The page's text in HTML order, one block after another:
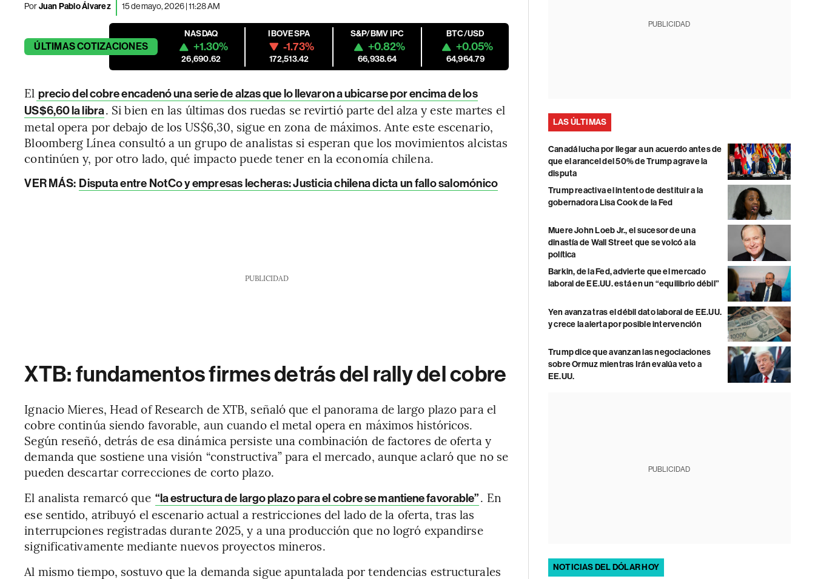
PorJuan Pablo Álvarez 15 de mayo, 2026 | 11:28 AM
ÚLTIMASCOTIZACIONES
NASDAQ
+1.30%
26,690.62
IBOVESPA
-1.73%
172,513.42
S&P/BMV IPC
+0.82%
66,938.64
BTC/USD
+0.05%
64,964.79
El precio del cobre encadenó una serie de alzas que lo llevaron a ubicarse por encima de los
US$6,60 la libra. Si bien en las últimas dos ruedas se revirtió parte del alza y este martes el
metal opera por debajo de los US$6,30, sigue en zona de máximos. Ante este escenario,
Bloomberg Línea consultó a un grupo de analistas si esperan que los movimientos alcistas
continúen y, por otro lado, qué impacto puede tener en la economía chilena.
VER MÁS: Disputa entre NotCo y empresas lecheras: Justicia chilena dicta un fallo salomónico
PUBLICIDAD
XTB: fundamentos firmes detrás del rally del cobre
Ignacio Mieres, Head of Research de XTB, señaló que el panorama de largo plazo para el
cobre continúa siendo favorable, aun cuando el metal opera en máximos históricos.
Según reseñó, detrás de esa dinámica persiste una combinación de factores de oferta y
demanda que sostiene una visión “constructiva” para el mercado, aunque aclaró que no se
pueden descartar correcciones de corto plazo.
El analista remarcó que “la estructura de largo plazo para el cobre se mantiene favorable”. En
ese sentido, atribuyó el escenario actual a restricciones del lado de la oferta, tras las
interrupciones registradas durante 2025, y a una producción que no logró expandirse
significativamente mediante nuevos proyectos mineros.
Al mismo tiempo, sostuvo que la demanda sigue apuntalada por tendencias estructurales
PUBLICIDAD
LAS ÚLTIMAS
Canadá lucha por llegar a un acuerdo antes de
que el arancel del 50% de Trump agrave la
disputa
Trump reactiva el intento de destituir a la
gobernadora Lisa Cook de la Fed
Muere John Loeb Jr., el sucesor de una
dinastía de Wall Street que se volcó a la
política
Barkin, de la Fed, advierte que el mercado
laboral de EE.UU. está en un “equilibrio débil”
Yen avanza tras el débil dato laboral de EE.UU.
y crece la alerta por posible intervención
Trump dice que avanzan las negociaciones
sobre Ormuz mientras Irán evalúa veto a
EE.UU.
PUBLICIDAD
NOTICIAS DEL DÓLAR HOY